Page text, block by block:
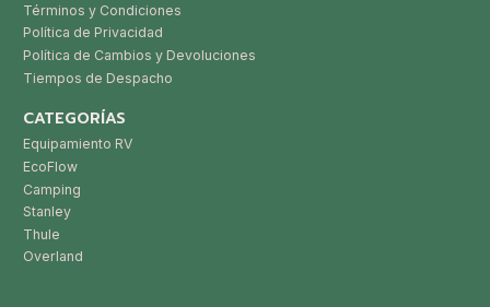
Términos y Condiciones
Política de Privacidad
Política de Cambios y Devoluciones
Tiempos de Despacho
CATEGORÍAS
Equipamiento RV
EcoFlow
Camping
Stanley
Thule
Overland